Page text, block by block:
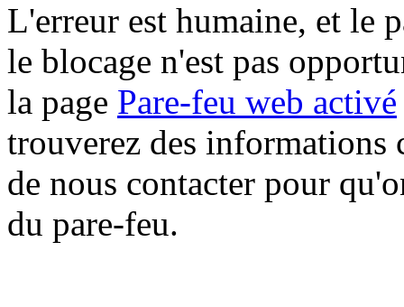
L'erreur est humaine, et le
le blocage n'est pas
la page Pare-feu web activé
trouverez des informations
de nous contacter pour
du pare-feu.